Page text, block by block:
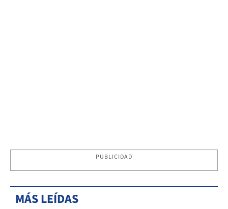
PUBLICIDAD
MÁS LEÍDAS